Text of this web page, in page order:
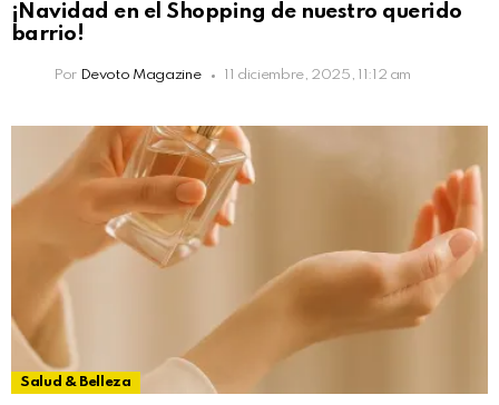
¡Navidad en el Shopping de nuestro querido
barrio!
Por Devoto Magazine 11 diciembre, 2025, 11:12 am
Salud & Belleza